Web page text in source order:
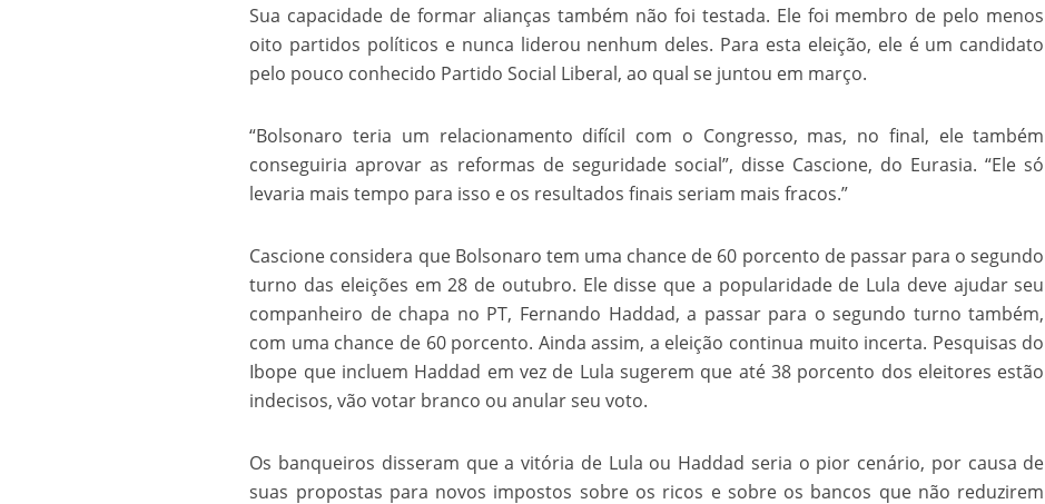
Sua capacidade de formar alianças também não foi testada. Ele foi membro de pelo menos
oito partidos políticos e nunca liderou nenhum deles. Para esta eleição, ele é um candidato
pelo pouco conhecido Partido Social Liberal, ao qual se juntou em março.
“Bolsonaro teria um relacionamento difícil com o Congresso, mas, no final, ele também
conseguiria aprovar as reformas de seguridade social”, disse Cascione, do Eurasia. “Ele só
levaria mais tempo para isso e os resultados finais seriam mais fracos.”
Cascione considera que Bolsonaro tem uma chance de 60 porcento de passar para o segundo
turno das eleições em 28 de outubro. Ele disse que a popularidade de Lula deve ajudar seu
companheiro de chapa no PT, Fernando Haddad, a passar para o segundo turno também,
com uma chance de 60 porcento. Ainda assim, a eleição continua muito incerta. Pesquisas do
Ibope que incluem Haddad em vez de Lula sugerem que até 38 porcento dos eleitores estão
indecisos, vão votar branco ou anular seu voto.
Os banqueiros disseram que a vitória de Lula ou Haddad seria o pior cenário, por causa de
suas propostas para novos impostos sobre os ricos e sobre os bancos que não reduzirem